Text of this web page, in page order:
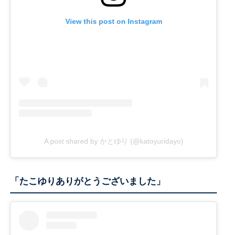
View this post on Instagram
A post shared by かとゆり (@katoyuridayo)
「たこゆりありがとうございました」